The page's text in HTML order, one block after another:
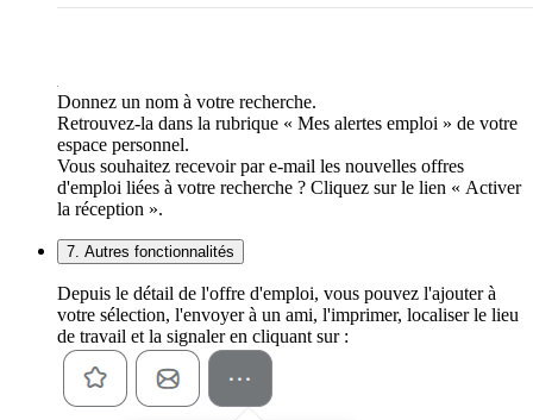
Donnez un nom à votre recherche.
Retrouvez-la dans la rubrique « Mes alertes emploi » de votre
espace personnel.
Vous souhaitez recevoir par e-mail les nouvelles offres
d'emploi liées à votre recherche ? Cliquez sur le lien « Activer
la réception ».
7. Autres fonctionnalités
Depuis le détail de l'offre d'emploi, vous pouvez l'ajouter à
votre sélection, l'envoyer à un ami, l'imprimer, localiser le lieu
de travail et la signaler en cliquant sur :